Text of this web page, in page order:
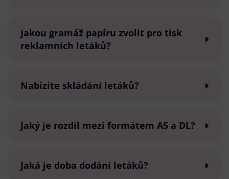
Jakou gramáž papíru zvolit pro tisk
reklamních letáků?
Nabízíte skládání letáků?
Jaký je rozdíl mezi formátem A5 a DL?
Jaká je doba dodání letáků?